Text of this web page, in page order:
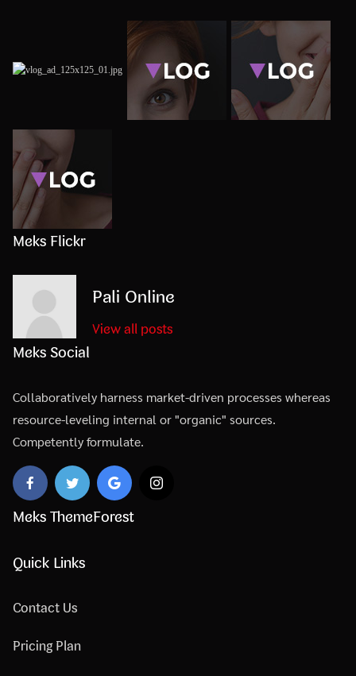
Meks Flickr
Pali Online
View all posts
Meks Social
Collaboratively harness market-driven processes whereas
resource-leveling internal or "organic" sources.
Competently formulate.
Meks ThemeForest
Quick Links
Contact Us
Pricing Plan